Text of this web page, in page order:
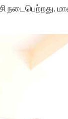
நடைபெற்றது.